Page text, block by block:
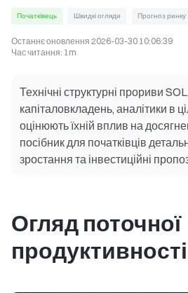
Початківець Швидкі огляди Прогноз ринку
Останнє оновлення 2026-03-30 10:06:39
Час читання: 1m
Технічні структурні прориви
капіталовкладень, аналітики в
оцінюють їхній вплив на
посібник для початківців
зростання та інвестиційні
Огляд поточної